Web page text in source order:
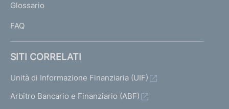
IGlossario
FAQ
SITI CORRELATI
Unità di Informazione Finanziaria (UIF)
Arbitro Bancario e Finanziario (ABF)